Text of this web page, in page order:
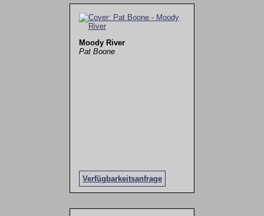
Moody River
Pat Boone
Verfügbarkeitsanfrage